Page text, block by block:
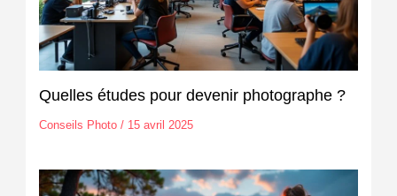
Quelles études pour devenir photographe ?
Conseils Photo/ 15 avril 2025